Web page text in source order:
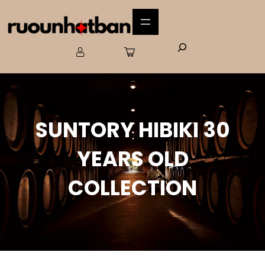
SUNTORY HIBIKI 30
YEARS OLD
COLLECTION